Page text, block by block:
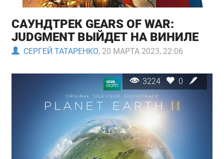
САУНДТРЕК GEARS OF WAR:
JUDGMENT ВЫЙДЕТ НА ВИНИЛЕ
СЕРГЕЙ ТАТАРЕНКО, 20 МАРТА 2023, 22:06
3224 0